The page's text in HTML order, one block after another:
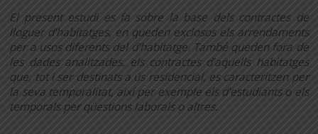
El present estudi es fa sobre la base dels contractes de
lloguer d’habitatges, en queden exclosos els arrendaments
per a usos diferents del d’habitatge. També queden fora de
les dades analitzades, els contractes d’aquells habitatges
que, tot i ser destinats a ús residencial, es caracteritzen per
la seva temporalitat, així per exemple els d’estudiants o els
temporals per qüestions laborals o altres.